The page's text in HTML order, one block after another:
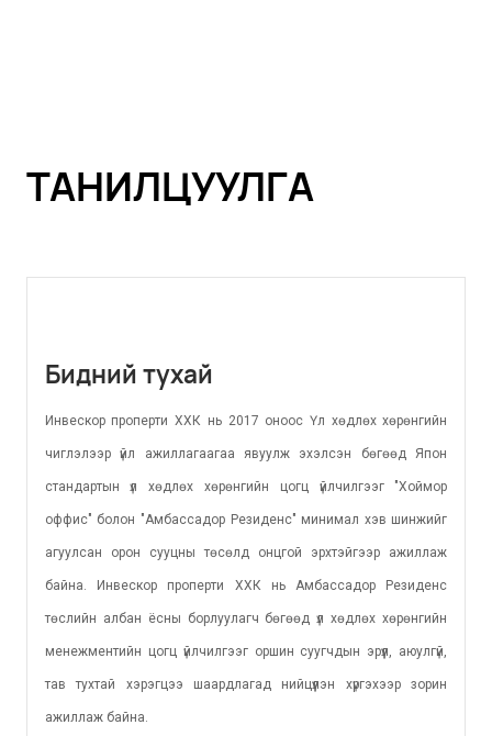
ТАНИЛЦУУЛГA
Бидний тухай
Инвескор проперти ХХК нь 2017 оноос Үл хөдлөх хөрөнгийн
чиглэлээр үйл ажиллагаагаа явуулж эхэлсэн бөгөөд Япон
стандартын үл хөдлөх хөрөнгийн цогц үйлчилгээг "Хоймор
оффис" болон "Aмбассадор Резиденс" минимал хэв шинжийг
агуулсан орон сууцны төсөлд онцгой эрхтэйгээр ажиллаж
байна. Инвескор проперти ХХК нь Aмбассадор Резиденс
төслийн албан ёсны борлуулагч бөгөөд үл хөдлөх хөрөнгийн
менежментийн цогц үйлчилгээг оршин суугчдын эрүүл, аюулгүй,
тав тухтай хэрэгцээ шаардлагад нийцүүлэн хүргэхээр зорин
ажиллаж байна.